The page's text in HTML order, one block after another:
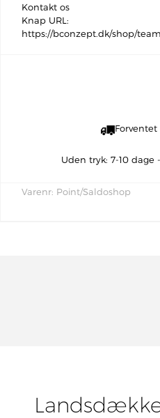
Kontakt os
Knap URL :
https://bconzept.dk/shop/
Uden tryk: 7-10 dage
Varenr: Point/Saldoshop